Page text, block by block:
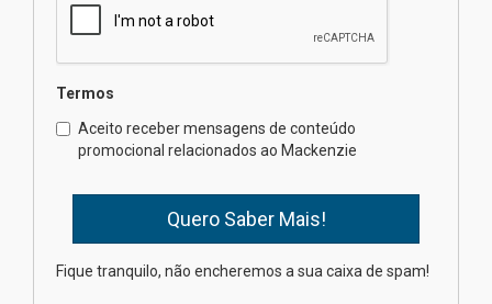
finalista do Prêmio Jabuti com
obra sobre ética e arquitetura
contemporânea
Mackenzie promove parcerias
Termos
Aceito receber mensagens de conteúdo
promocional relacionados ao Mackenzie
Fique tranquilo, não encheremos a sua caixa de spam!